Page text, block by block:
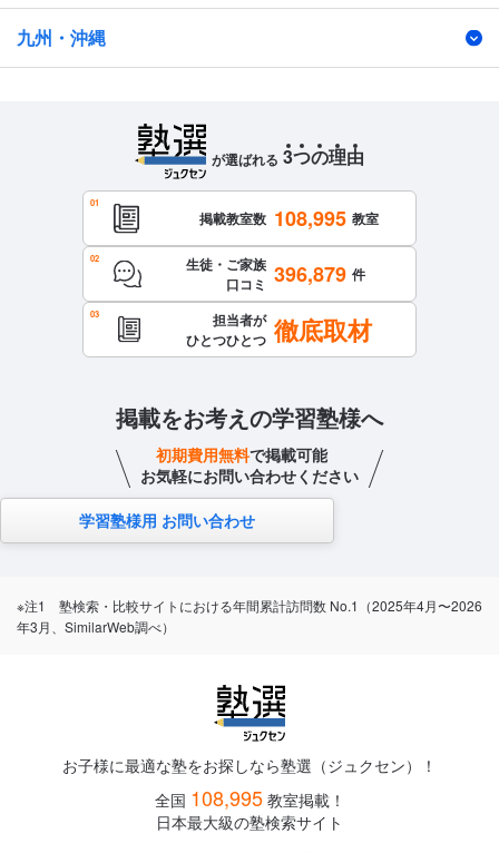
九州・沖縄
が選ばれる 3つの理由
掲載教室数 108,995 教室
生徒・ご家族
口コミ 396,879 件
担当者が
ひとつひとつ 徹底取材
掲載をお考えの学習塾様へ
初期費用無料で掲載可能
お気軽にお問い合わせください
学習塾様用 お問い合わせ
※注1 塾検索・比較サイトにおける年間累計訪問数 No.1（2025年4月〜2026
年3月、SimilarWeb調べ）
お子様に最適な塾をお探しなら塾選（ジュクセン）！
全国 108,995 教室掲載！
日本最大級の塾検索サイト